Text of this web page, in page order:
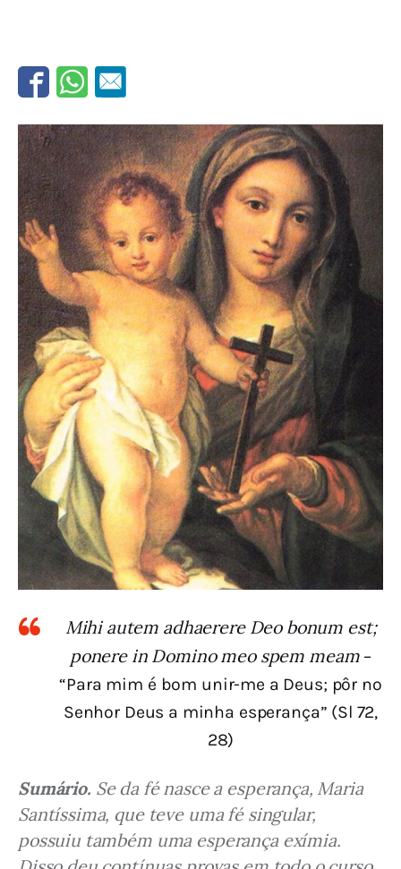
Mihi autem adhaerere Deo bonum est;
ponere in Domino meo spem meam–
“Para mim é bom unir-me a Deus; pôr no
Senhor Deus a minha esperança” (Sl 72,
28)
Sumário. Se da fé nasce a esperança, Maria
Santíssima, que teve uma fé singular,
possuiu também uma esperança exímia.